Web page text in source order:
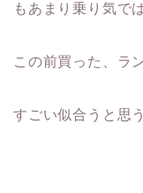
もあまり乗り気で
この前買った、ラ
すごい似合うと思